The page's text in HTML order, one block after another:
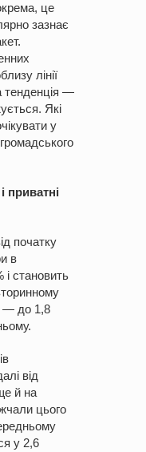
це
зазнає
лінії
тенденція —
Які
у
приватні
початку
в
і становить
— до 1,8
від
й на
цього
у 2,6